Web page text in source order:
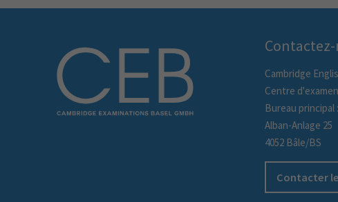
Cambridge
Centre
Bureau principal :
Alban-Anlage 25
4052 Bâle/BS
Contacter